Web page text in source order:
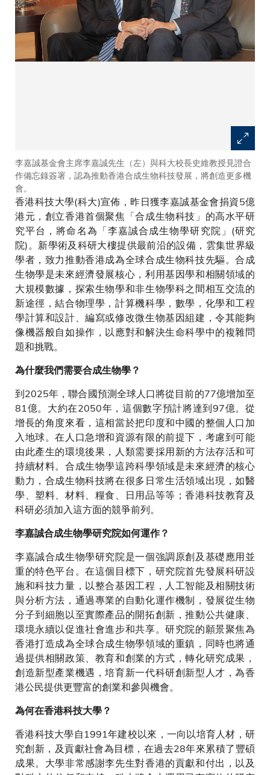
李嘉誠基金會主席李嘉誠先生（左）與科大校長史維教授見證合
作備忘錄簽署，認為推動香港合成生物科技發展，將創造更多機
會。
香港科技大學(科大)宣佈，昨日獲李嘉誠基金會捐資5億
港元，創立香港首個聚焦「合成生物科技」的高水平研
究平台，將命名為「李嘉誠合成生物學研究院」(研究
院)。新學術及科研大樓提供最前沿的設備，雲集世界級
學者，致力推動香港成為全球合成生物科技先驅。合成
生物學是未來經濟發展核心，利用基因學和相關領域的
大規模數據，探索生物學和非生物學科之間相互交流的
新途徑，結合物理學，計算機科學，數學，化學和工程
學計算和設計、編寫或修改微生物基因組建，令其能夠
像機器般自如操作，以應對和解決生命科學中的複雜問
題和挑戰。
為什麼我們需要合成生物學？
到2025年，聯合國預測全球人口將從目前的77億增加至
81億。大約在2050年，這個數字預計將達到97億。從
增長的角度來看，這相當於把印度和中國的整個人口加
入地球。在人口急增和資源有限的前提下，考慮到可能
由此產生的環境後果，人類需要採用新的方法存活和可
持續材料。合成生物學這跨科學領域是未來經濟的核心
動力，合成生物科技將在很多日常生活領域出現，如醫
學、塑料、材料、糧食、日用品等等；香港科技教育及
科研必須加入這方面的競爭前列。
李嘉誠合成生物學研究院如何運作？
李嘉誠合成生物學研究院是一個強調原創及基礎應用並
重的特色平台。在這個目標下，研究院首先發展科研設
施和科技力量，以整合基因工程，人工智能及相關技術
與分析方法，通過專業的自動化運作機制，發展從生物
分子到細胞以至實際產品的開拓創新，推動公共健康、
環境永續以促進社會進步和共享。研究院的願景聚焦為
香港打造成為全球合成生物學領域的重鎮，同時也將通
過提供相關政策、教育和創業的方式，轉化研究成果，
創造新型產業機遇，培育新一代科研創新型人才，為香
港公民提供更豐富的創業和參與機會。
為何在香港科技大學？
香港科技大學自1991年建校以來，一向以培育人材，研
究創新，及貢獻社會為目標，在過去28年來累積了豐碩
成果。大學非常感謝李先生對香港的貢獻和付出，以及